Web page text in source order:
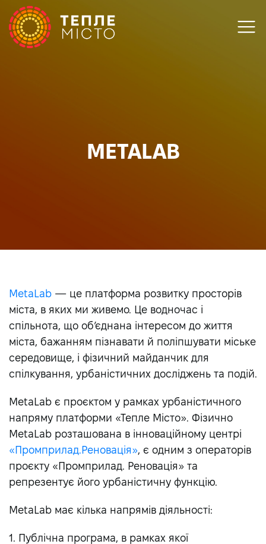
METALAB
МetaLab — це платформа розвитку просторів
міста, в яких ми живемо. Це водночас і
спільнота, що об’єднана інтересом до життя
міста, бажанням пізнавати й поліпшувати міське
середовище, і фізичний майданчик для
спілкування, урбаністичних досліджень та подій.
МetaLab є проєктом у рамках урбаністичного
напряму платформи «Тепле Місто». Фізично
МetaLab розташована в інноваційному центрі
«Промприлад.Реновація», є одним з операторів
проєкту «Промприлад. Реновація» та
репрезентує його урбаністичну функцію.
МetaLab має кілька напрямів діяльності:
1. Публічна програма, в рамках якої